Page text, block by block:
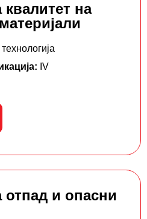
на
IV
и опасни